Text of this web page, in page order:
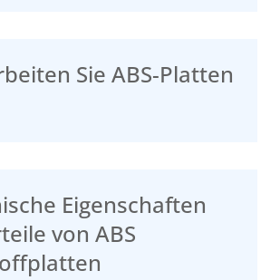
Sie ABS-Platten
Eigenschaften
von ABS